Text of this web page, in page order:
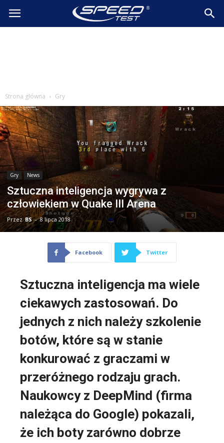
SpeedTest.pl
Strona główna Gry
Gry News
Sztuczna inteligencja wygrywa z
człowiekiem w Quake III Arena
Przez BS - 8 lipca 2018
Facebook Twitter
Sztuczna inteligencja ma wiele
ciekawych zastosowań. Do
jednych z nich należy szkolenie
botów, które są w stanie
konkurować z graczami w
przeróżnego rodzaju grach.
Naukowcy z DeepMind (firma
należąca do Google) pokazali,
że ich boty zarówno dobrze